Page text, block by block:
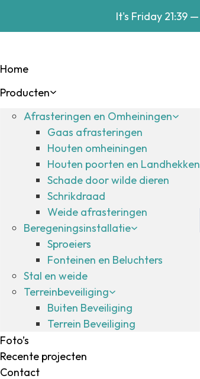
It's Friday 21:39 —
Home
Producten
Afrasteringen en Omheiningen
Gaas afrasteringen
Houten omheiningen
Houten poorten en Landhekken
Schade door wilde dieren
Schrikdraad
Weide afrasteringen
Beregeningsinstallatie
Sproeiers
Fonteinen en Beluchters
Stal en weide
Terreinbeveiliging
Buiten Beveiliging
Terrein Beveiliging
Foto’s
Recente projecten
Contact